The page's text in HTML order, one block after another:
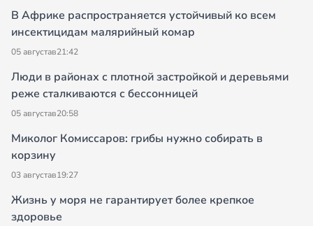
В Африке распространяется устойчивый ко всем
инсектицидам малярийный комар
05 августав21:42
Люди в районах с плотной застройкой и деревьями
реже сталкиваются с бессонницей
05 августав20:58
Миколог Комиссаров: грибы нужно собирать в
корзину
03 августав19:27
Жизнь у моря не гарантирует более крепкое
здоровье